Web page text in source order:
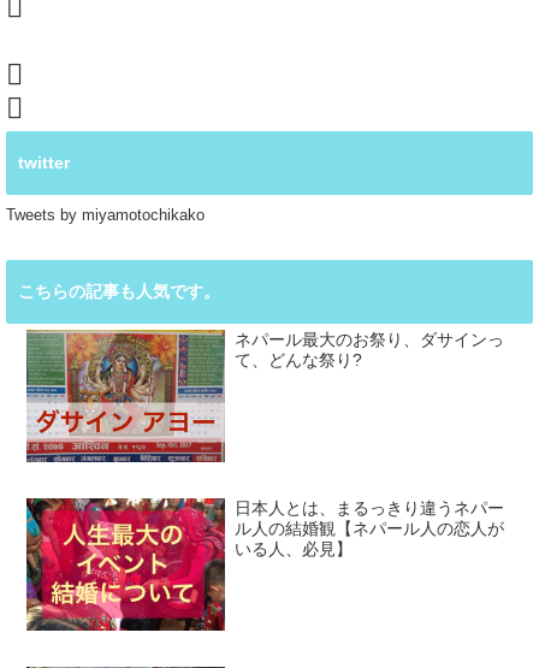
twitter
Tweets by miyamotochikako
こちらの記事も人気です。
ネパール最大のお祭り、ダサインっ
て、どんな祭り?
日本人とは、まるっきり違うネパー
ル人の結婚観【ネパール人の恋人が
いる人、必見】